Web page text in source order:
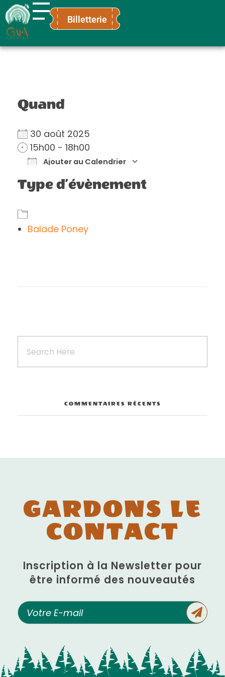
Gaïa Loisirs
Terre ludique et innovante pour tous
Billetterie
Quand
30 août 2025
15h00 - 18h00
Ajouter au Calendrier
Télécharger ICS
Type d’évènement
Balade Poney
COMMENTAIRES RÉCENTS
GARDONS LE
CONTACT
Inscription à la Newsletter pour
être informé des nouveautés